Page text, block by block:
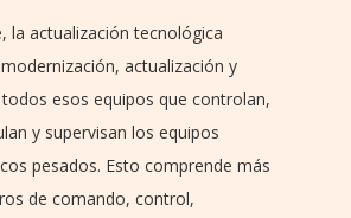
la actualización tecnológica
actualización y
esos equipos que controlan,
y supervisan los equipos
pesados. Esto comprende más
de comando, control,